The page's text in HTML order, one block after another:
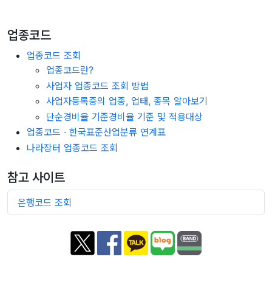
업종코드
업종코드 조회
업종코드란?
사업자 업종코드 조회 방법
사업자등록증의 업종, 업태, 종목 알아보기
단순경비율 기준경비율 기준 및 적용대상
업종코드 · 한국표준산업분류 연계표
나라장터 업종코드 조회
참고 사이트
은행코드 조회